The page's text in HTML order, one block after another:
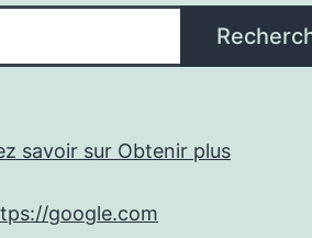
savoir sur Obtenir plus
google.com